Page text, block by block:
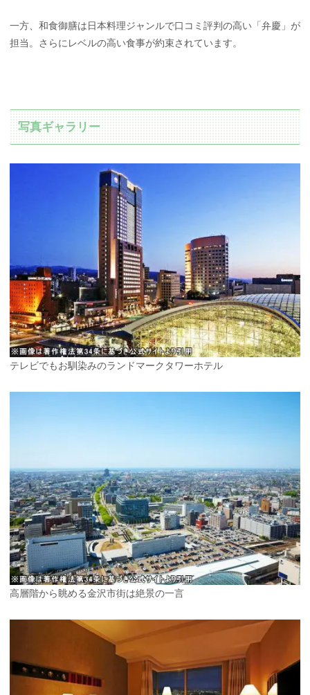
一方、和食御膳は日本料理ジャンルで口コミ評判の高い「弁慶」が
担当。さらにレベルの高い食事が約束されています。
写真ギャラリー
テレビでもお馴染みのランドマークタワーホテル
高層階から眺める金沢市街は絶景の一言